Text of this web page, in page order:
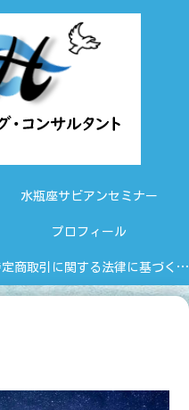
水瓶座サビアンセミナー
プロフィール
特定商取引に関する法律に基づく表示